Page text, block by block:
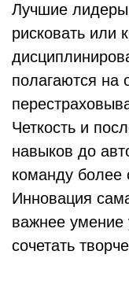
Лучшие лидеры
рисковать или
полагаются на
Четкость и
навыков до
команду более
Инновация
важнее умение
сочетать